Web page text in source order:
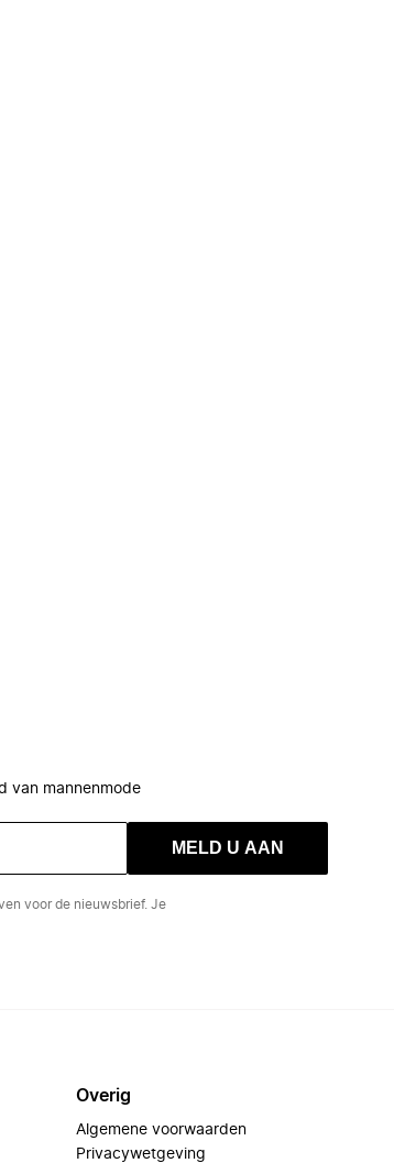
van mannenmode
MELD U AAN
voor de nieuwsbrief. Je
Overig
Algemene voorwaarden
Privacywetgeving